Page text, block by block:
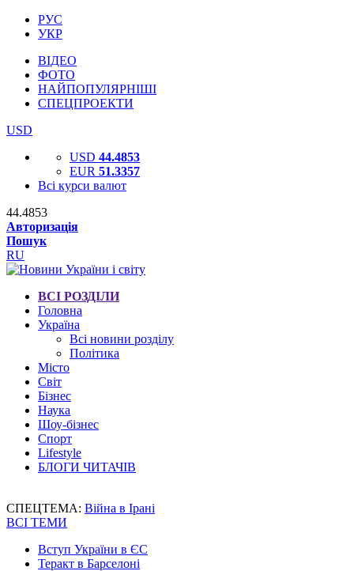
РУС
УКР
ВІДЕО
ФОТО
НАЙПОПУЛЯРНІШІ
СПЕЦПРОЕКТИ
USD
USD 44.4853
EUR 51.3357
Всі курси валют
44.4853
Авторизація
Пошук
RU
ВСІ РОЗДІЛИ
Головна
Україна
Всі новини розділу
Політика
Місто
Світ
Бізнес
Наука
Шоу-бізнес
Спорт
Lifestyle
БЛОГИ ЧИТАЧІВ
СПЕЦТЕМА: Війна в Ірані
ВСІ ТЕМИ
Вступ України в ЄС
Теракт в Барселоні